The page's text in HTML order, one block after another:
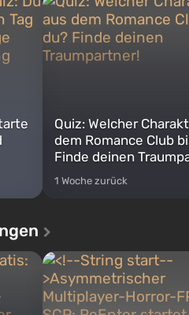
Quiz: Welcher
dem Romance Club
Finde deinen
1 Woche zurück